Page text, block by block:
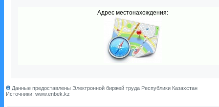
Адрес местонахождения:
Данные предоставлены Электронной биржей труда Республики Казахстан
Источники: www.enbek.kz